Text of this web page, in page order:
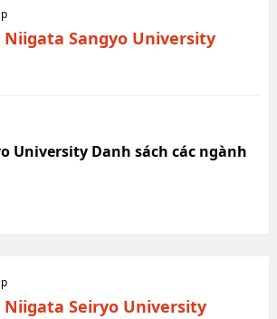
Niigata Sangyo University
University Danh sách các ngành
Niigata Seiryo University